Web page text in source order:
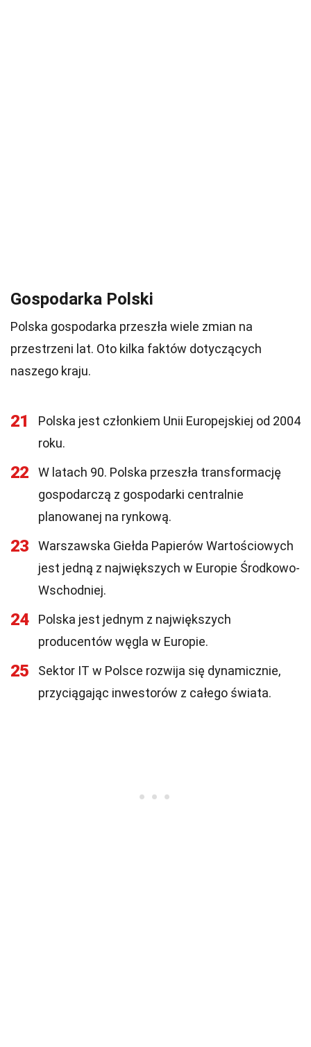
Gospodarka Polski
Polska gospodarka przeszła wiele zmian na
przestrzeni lat. Oto kilka faktów dotyczących
naszego kraju.
21
Polska jest członkiem Unii Europejskiej od 2004
roku.
22
W latach 90. Polska przeszła transformację
gospodarczą z gospodarki centralnie
planowanej na rynkową.
23
Warszawska Giełda Papierów Wartościowych
jest jedną z największych w Europie Środkowo-
Wschodniej.
24
Polska jest jednym z największych
producentów węgla w Europie.
25
Sektor IT w Polsce rozwija się dynamicznie,
przyciągając inwestorów z całego świata.